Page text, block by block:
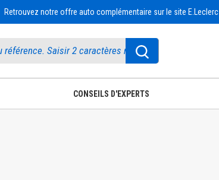
Retrouvez notre offre auto complémentaire sur le site E.Leclerc
CONSEILS D'EXPERTS